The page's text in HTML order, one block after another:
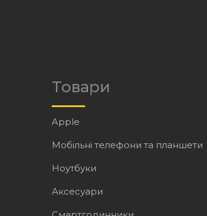
Товари
Apple
Мобільні телефони та планшети
Ноутбуки
Аксесуари